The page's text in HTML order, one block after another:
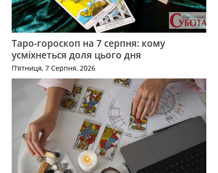
Таро-гороскоп на 7 серпня: кому
усміхнеться доля цього дня
П’ятниця, 7 Серпня, 2026